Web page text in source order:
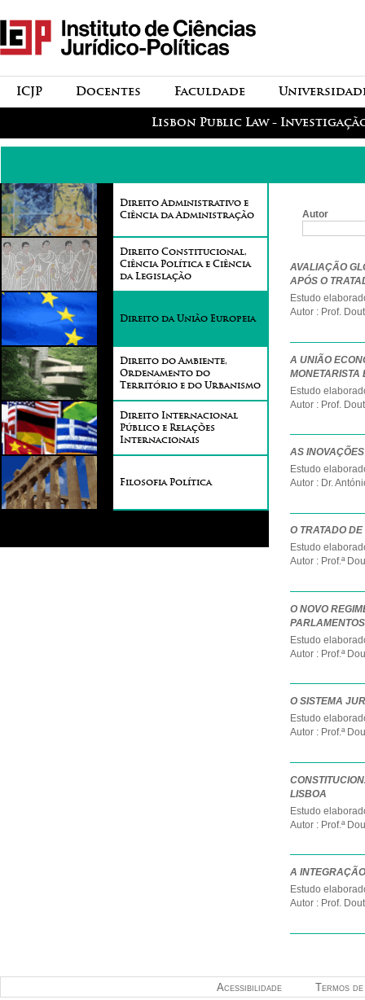
principal
icjp
menu-institucional Faculdade
Docentes
ICJP
Lisbon Public Law -
Direito Administrativo e
Ciência da Administração
Direito Constitucional,
Ciência Política e Ciência
da Legislação
Direito da União Europeia
Direito do Ambiente,
Ordenamento do
Território e do Urbanismo
Direito Internacional
Público e Relações
Internacionais
Filosofia Política
Autor
AVALIAÇÃO
APÓS O
Estudo
Autor : Prof.
A UNIÃO
MONETARISTA
Estudo
Autor : Prof.
AS
Estudo
Autor : Dr.
O TRATADO
Estudo
Autor : Prof.ª
O NOVO
Estudo
Autor : Prof.ª
O SISTEMA
Estudo
Autor : Prof.ª
LISBOA
Estudo
Autor : Prof.ª
A
Estudo
Autor : Prof.
Páginas
Termos
Acessibilidade